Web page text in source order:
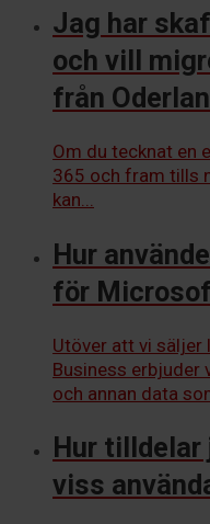
Jag har
och vill
från
Om du tecknat en
365 och fram tills
kan...
Hur
för
Utöver att vi
Business erbjuder
och annan data
Hur tilldelar
viss